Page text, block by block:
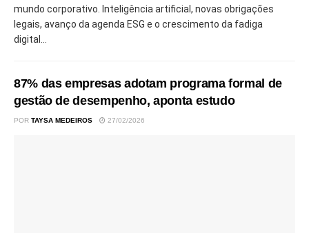
mundo corporativo. Inteligência artificial, novas obrigações
legais, avanço da agenda ESG e o crescimento da fadiga
digital...
87% das empresas adotam programa formal de
gestão de desempenho, aponta estudo
POR TAYSA MEDEIROS 27/02/2026